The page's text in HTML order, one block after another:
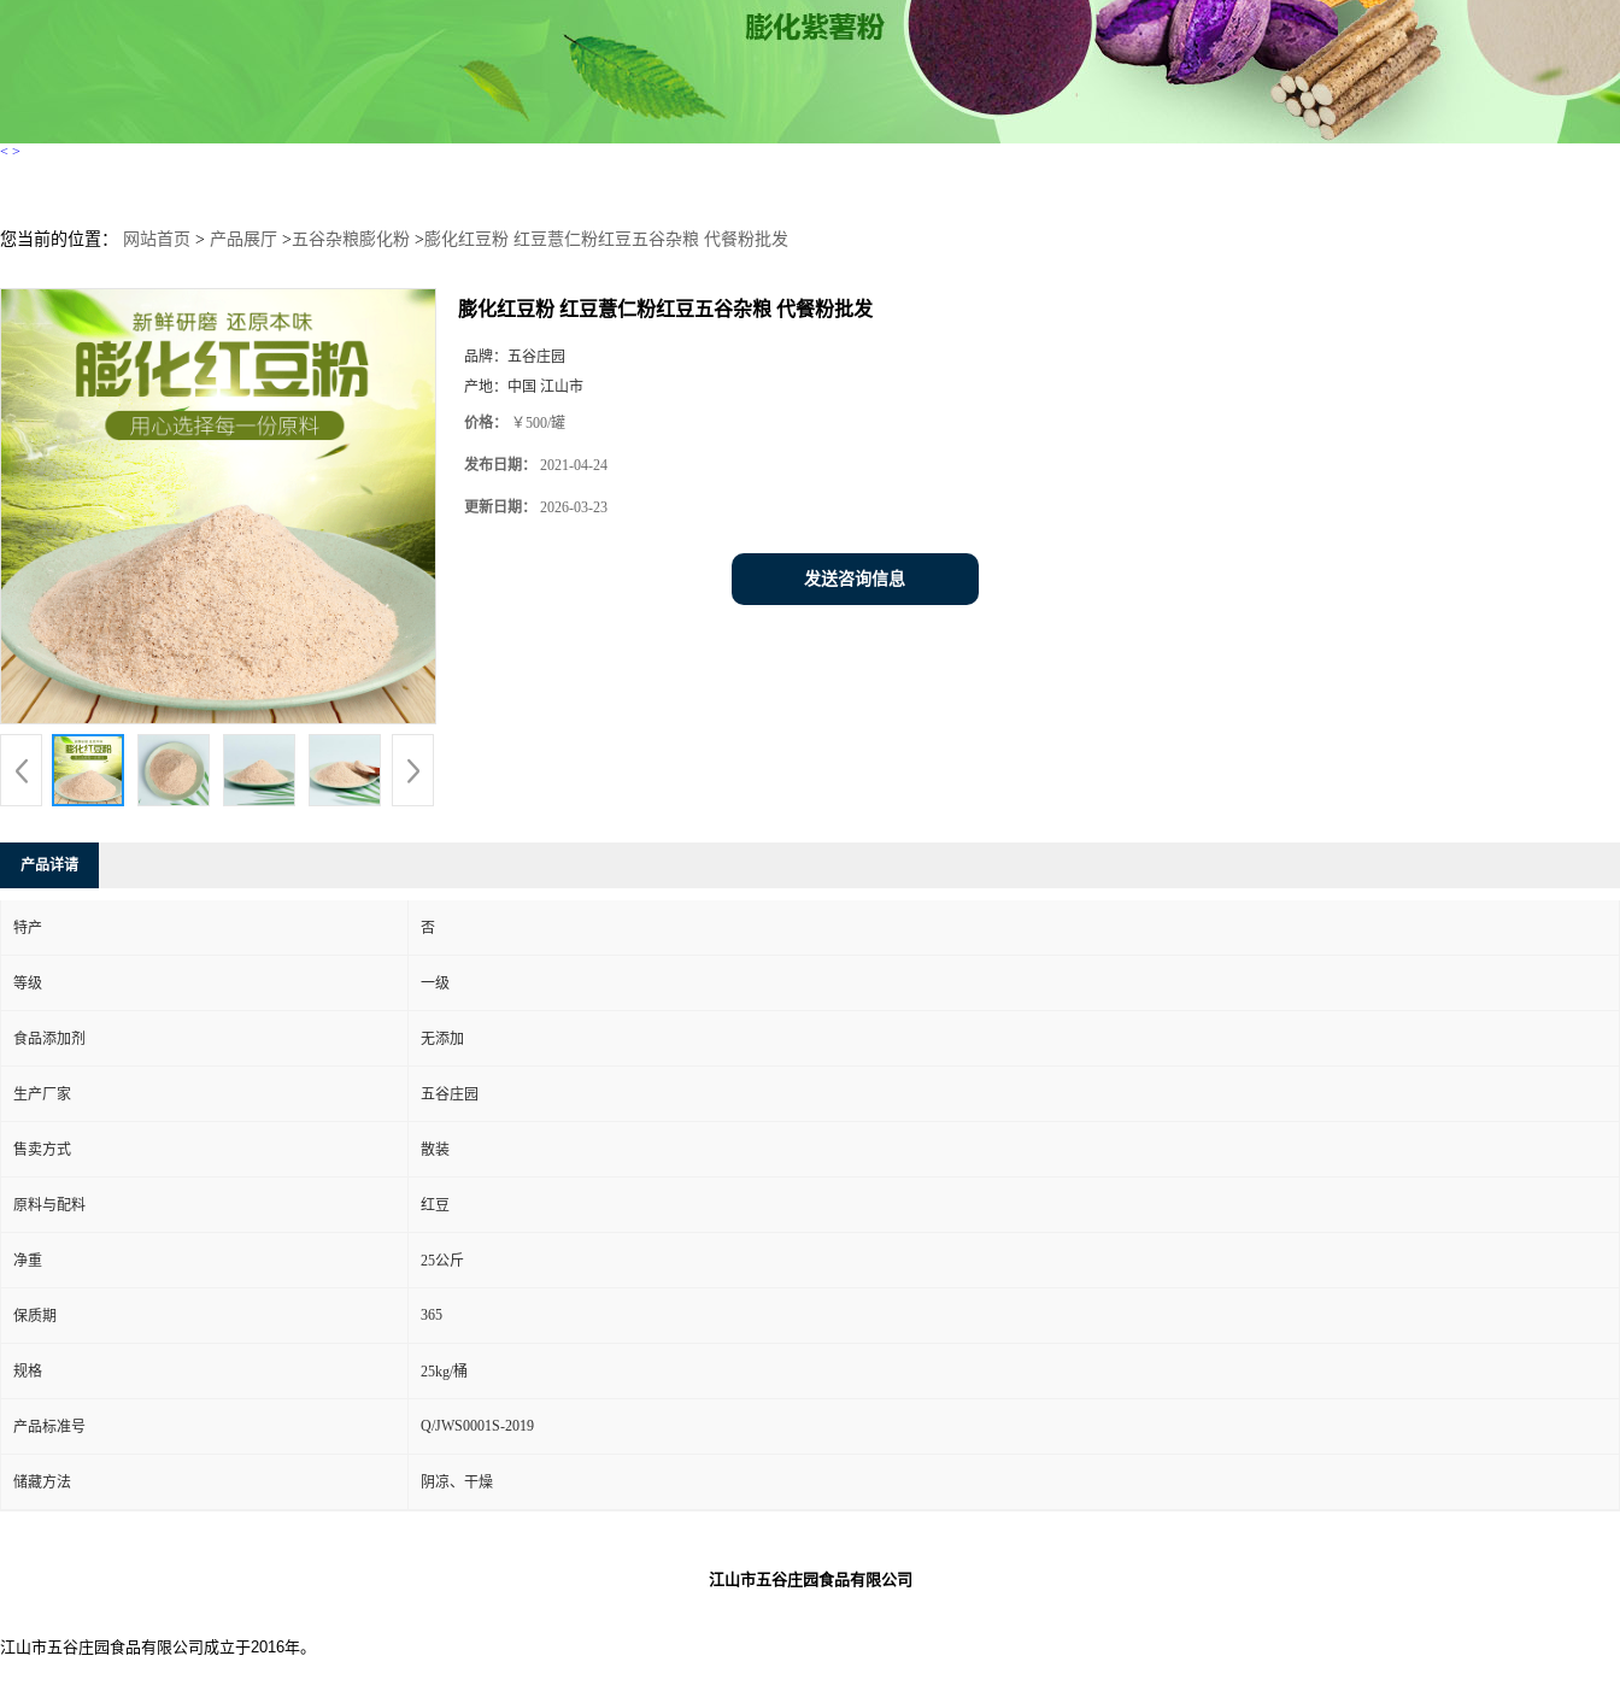
< >
您当前的位置： 网站首页 > 产品展厅 >五谷杂粮膨化粉 >膨化红豆粉 红豆薏仁粉红豆五谷杂粮 代餐粉批发
膨化红豆粉 红豆薏仁粉红豆五谷杂粮 代餐粉批发
品牌： 五谷庄园
产地： 中国 江山市
价格： ￥500/罐
发布日期： 2021-04-24
更新日期： 2026-03-23
发送咨询信息
产品详请
特产 否
等级 一级
食品添加剂 无添加
生产厂家 五谷庄园
售卖方式 散装
原料与配料 红豆
净重 25公斤
保质期 365
规格 25kg/桶
产品标准号 Q/JWS0001S-2019
储藏方法 阴凉、干燥
江山市五谷庄园食品有限公司
江山市五谷庄园食品有限公司成立于2016年。